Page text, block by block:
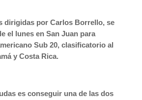
dirigidas por Carlos Borrello, se
el lunes en San Juan para
Sub 20, clasificatorio al
y Costa Rica.
es conseguir una de las dos